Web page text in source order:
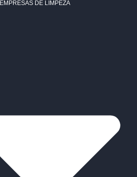
EMPRESAS DE LIMPEZA